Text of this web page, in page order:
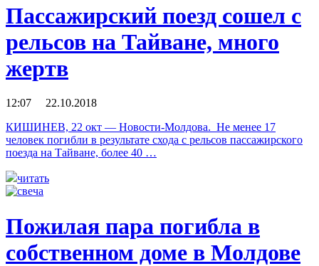
Пассажирский поезд сошел с
рельсов на Тайване, много
жертв
12:07 22.10.2018
КИШИНЕВ, 22 окт — Новости-Молдова. Не менее 17
человек погибли в результате схода с рельсов пассажирского
поезда на Тайване, более 40 …
читать
Пожилая пара погибла в
собственном доме в Молдове